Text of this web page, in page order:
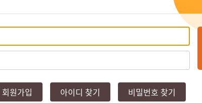
회원가입 아이디 찾기 비밀번호 찾기